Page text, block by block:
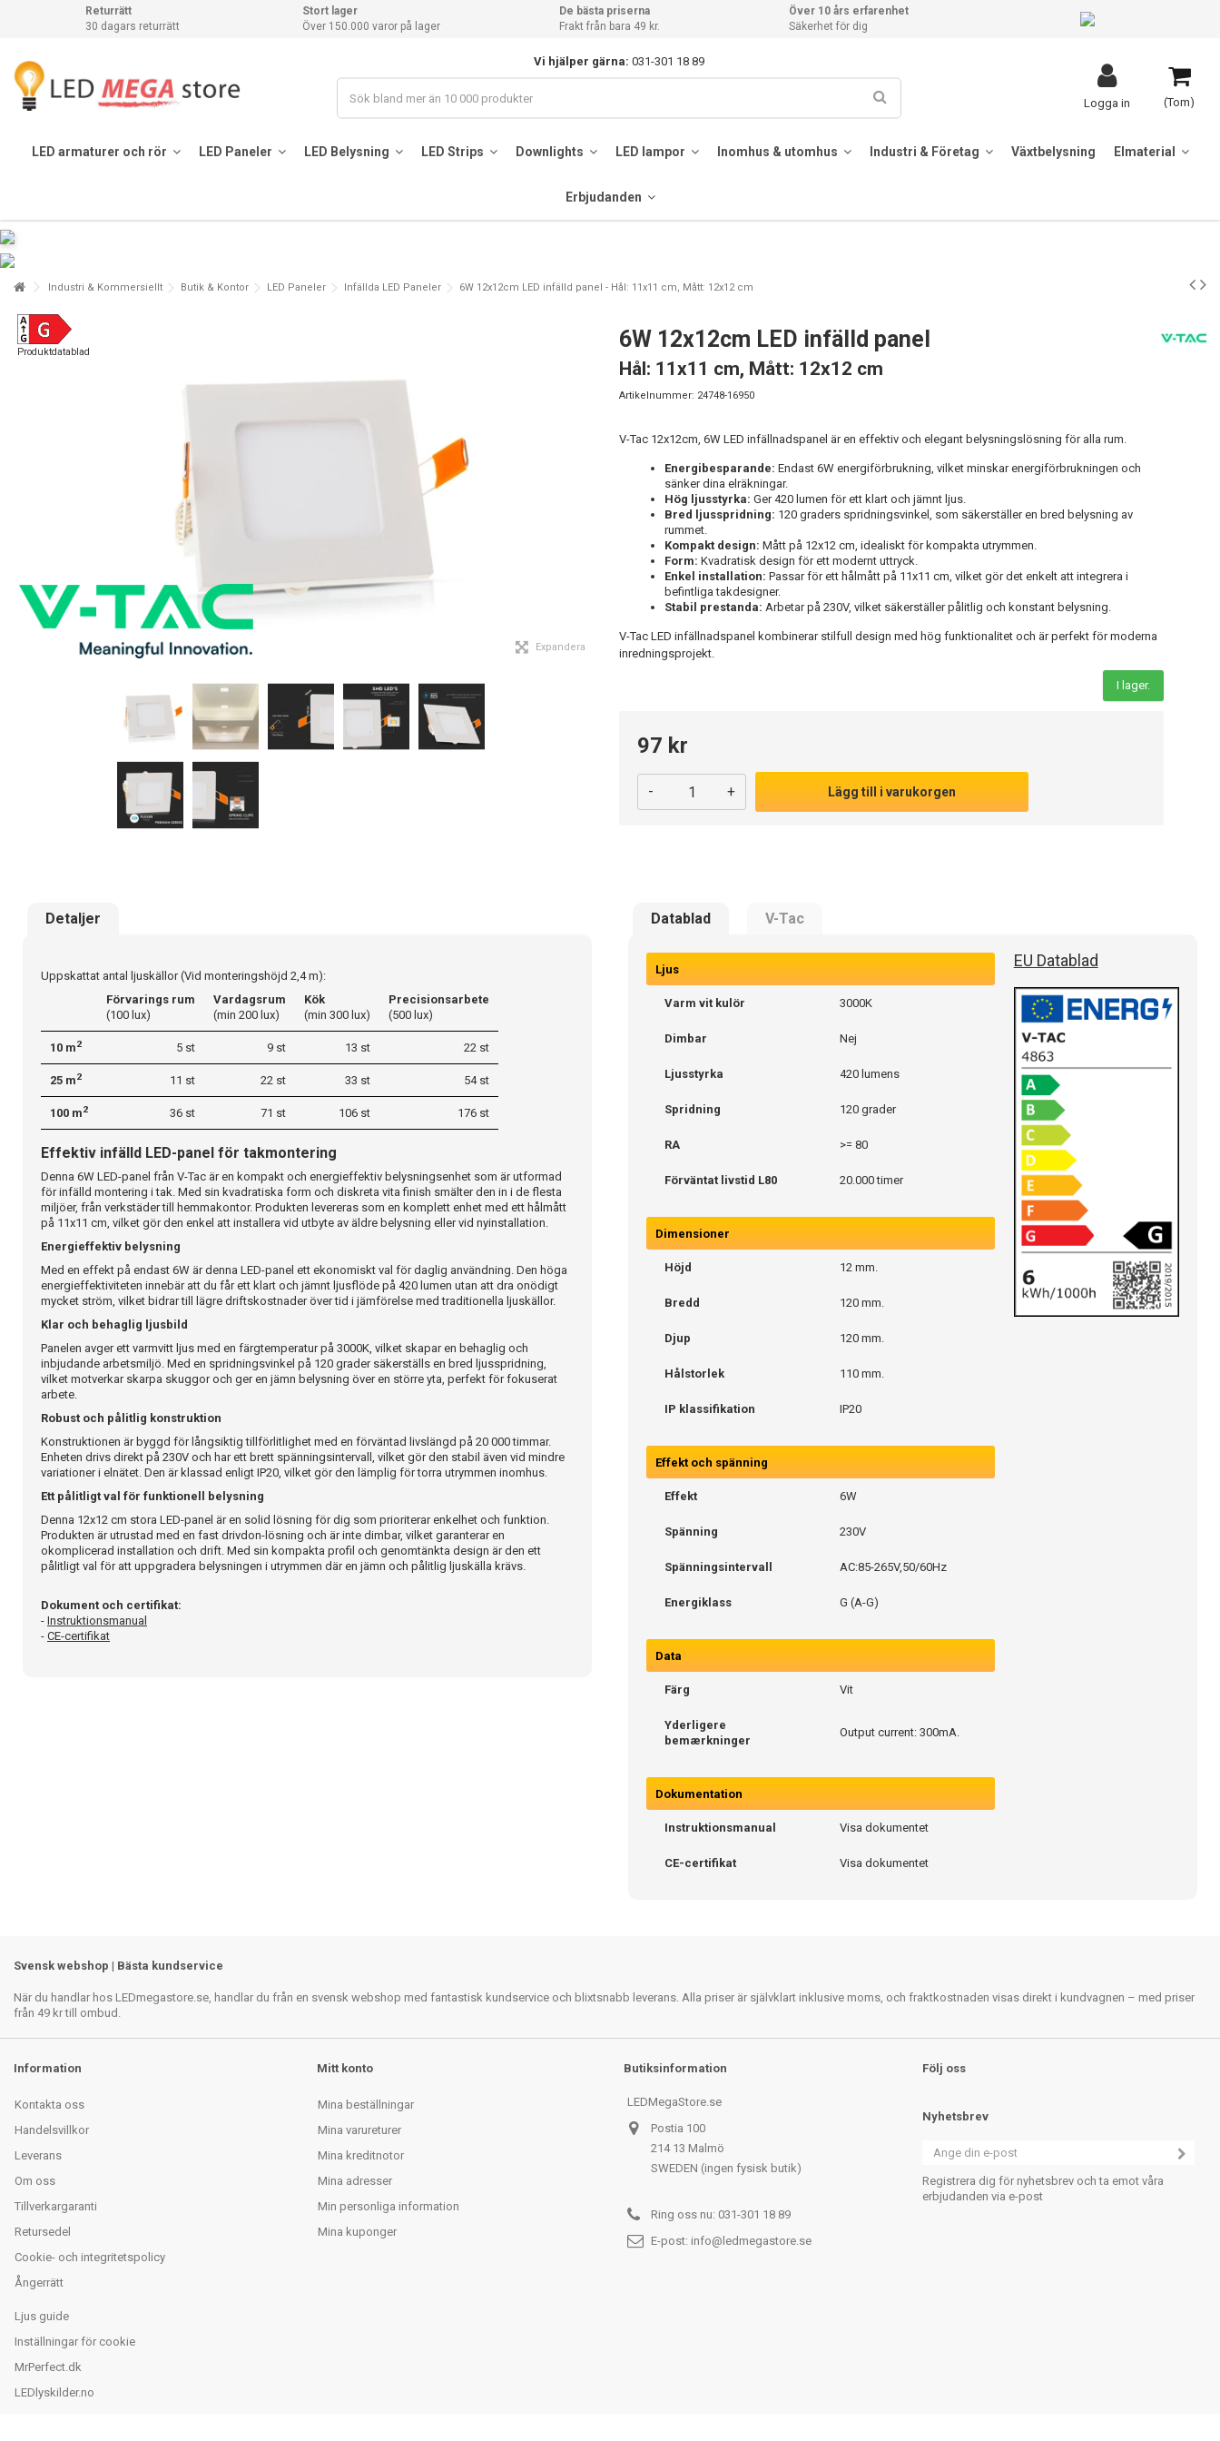
Returrätt
30 dagars returrätt
Stort lager
Över 150.000 varor på lager
De bästa priserna
Frakt från bara 49 kr.
Över 10 års erfarenhet
Säkerhet för dig
Vi hjälper gärna: 031-301 18 89
(Tom)
Logga in
LED armaturer och rör LED Paneler LED Belysning LED Strips Downlights LED lampor Inomhus & utomhus Industri & Företag Växtbelysning Elmaterial
Erbjudanden
Industri & Kommersiellt Butik & Kontor LED Paneler Infällda LED Paneler 6W 12x12cm LED infälld panel - Hål: 11x11 cm, Mått: 12x12 cm
Produktdatablad
Expandera
6W 12x12cm LED infälld panel
Hål: 11x11 cm, Mått: 12x12 cm
Artikelnummer: 24748-16950
V-Tac 12x12cm, 6W LED infällnadspanel är en effektiv och elegant belysningslösning för alla rum.
Energibesparande: Endast 6W energiförbrukning, vilket minskar energiförbrukningen och
sänker dina elräkningar.
Hög ljusstyrka: Ger 420 lumen för ett klart och jämnt ljus.
Bred ljusspridning: 120 graders spridningsvinkel, som säkerställer en bred belysning av
rummet.
Kompakt design: Mått på 12x12 cm, idealiskt för kompakta utrymmen.
Form: Kvadratisk design för ett modernt uttryck.
Enkel installation: Passar för ett hålmått på 11x11 cm, vilket gör det enkelt att integrera i
befintliga takdesigner.
Stabil prestanda: Arbetar på 230V, vilket säkerställer pålitlig och konstant belysning.
V-Tac LED infällnadspanel kombinerar stilfull design med hög funktionalitet och är perfekt för moderna
inredningsprojekt.
I lager.
97 kr
- + Lägg till i varukorgen
Detaljer Datablad V-Tac
Uppskattat antal ljuskällor (Vid monteringshöjd 2,4 m):
Förvarings rum
(100 lux)
Vardagsrum
(min 200 lux)
Kök
(min 300 lux)
Precisionsarbete
(500 lux)
10 m2 5 st 9 st 13 st 22 st
25 m2 11 st 22 st 33 st 54 st
100 m2 36 st 71 st 106 st 176 st
Effektiv infälld LED-panel för takmontering
Denna 6W LED-panel från V-Tac är en kompakt och energieffektiv belysningsenhet som är utformad
för infälld montering i tak. Med sin kvadratiska form och diskreta vita finish smälter den in i de flesta
miljöer, från verkstäder till hemmakontor. Produkten levereras som en komplett enhet med ett hålmått
på 11x11 cm, vilket gör den enkel att installera vid utbyte av äldre belysning eller vid nyinstallation.
Energieffektiv belysning
Med en effekt på endast 6W är denna LED-panel ett ekonomiskt val för daglig användning. Den höga
energieffektiviteten innebär att du får ett klart och jämnt ljusflöde på 420 lumen utan att dra onödigt
mycket ström, vilket bidrar till lägre driftskostnader över tid i jämförelse med traditionella ljuskällor.
Klar och behaglig ljusbild
Panelen avger ett varmvitt ljus med en färgtemperatur på 3000K, vilket skapar en behaglig och
inbjudande arbetsmiljö. Med en spridningsvinkel på 120 grader säkerställs en bred ljusspridning,
vilket motverkar skarpa skuggor och ger en jämn belysning över en större yta, perfekt för fokuserat
arbete.
Robust och pålitlig konstruktion
Konstruktionen är byggd för långsiktig tillförlitlighet med en förväntad livslängd på 20 000 timmar.
Enheten drivs direkt på 230V och har ett brett spänningsintervall, vilket gör den stabil även vid mindre
variationer i elnätet. Den är klassad enligt IP20, vilket gör den lämplig för torra utrymmen inomhus.
Ett pålitligt val för funktionell belysning
Denna 12x12 cm stora LED-panel är en solid lösning för dig som prioriterar enkelhet och funktion.
Produkten är utrustad med en fast drivdon-lösning och är inte dimbar, vilket garanterar en
okomplicerad installation och drift. Med sin kompakta profil och genomtänkta design är den ett
pålitligt val för att uppgradera belysningen i utrymmen där en jämn och pålitlig ljuskälla krävs.
Dokument och certifikat:
- Instruktionsmanual
- CE-certifikat
Ljus
Varm vit kulör 3000K
Dimbar Nej
Ljusstyrka 420 lumens
Spridning 120 grader
RA >= 80
Förväntat livstid L80 20.000 timer
Dimensioner
Höjd 12 mm.
Bredd 120 mm.
Djup 120 mm.
Hålstorlek 110 mm.
IP klassifikation IP20
Effekt och spänning
Effekt 6W
Spänning 230V
Spänningsintervall AC:85-265V,50/60Hz
Energiklass G (A-G)
Data
Färg Vit
Yderligere
bemærkninger
Output current: 300mA.
Dokumentation
Instruktionsmanual Visa dokumentet
CE-certifikat Visa dokumentet
EU Datablad
Svensk webshop | Bästa kundservice
När du handlar hos LEDmegastore.se, handlar du från en svensk webshop med fantastisk kundservice och blixtsnabb leverans. Alla priser är självklart inklusive moms, och fraktkostnaden visas direkt i kundvagnen – med priser
från 49 kr till ombud.
Information
Kontakta oss
Handelsvillkor
Leverans
Om oss
Tillverkargaranti
Retursedel
Cookie- och integritetspolicy
Ångerrätt
Ljus guide
Inställningar för cookie
MrPerfect.dk
LEDlyskilder.no
Mitt konto
Mina beställningar
Mina varureturer
Mina kreditnotor
Mina adresser
Min personliga information
Mina kuponger
Butiksinformation
LEDMegaStore.se
Postia 100
214 13 Malmö
SWEDEN (ingen fysisk butik)
Ring oss nu: 031-301 18 89
E-post: info@ledmegastore.se
Följ oss
Nyhetsbrev
Registrera dig för nyhetsbrev och ta emot våra
erbjudanden via e-post